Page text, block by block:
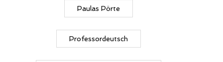
Paulas Pörte
Professordeutsch